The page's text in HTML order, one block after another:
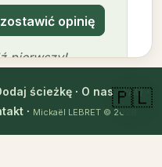
opinię
pierwszy!
ścieżkę· O nas·FAQ·
· Mickaël LEBRET© 2026
🇵🇱